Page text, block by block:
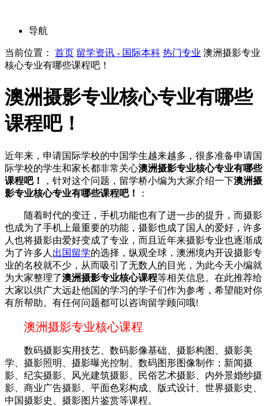
导航
当前位置： 首页 留学资讯 - 国际本科 热门专业 澳洲摄影专业
核心专业有哪些课程吧！
澳洲摄影专业核心专业有哪些
课程吧！
近年来，申请国际学校的中国学生越来越多，很多准备申请国
际学校的学生和家长都非常关心澳洲摄影专业核心专业有哪些
课程吧！
，针对这个问题，留学桥小编为大家介绍一下澳洲摄
影专业核心专业有哪些课程吧！
：
随着时代的变迁，手机功能也有了进一步的提升，而摄影
也成为了手机上最重要的功能，摄影也成了国人的爱好，许多
人也将摄影由爱好变成了专业，而且近年来摄影专业也逐渐成
为了许多人 出国留学的选择，纵观全球，澳洲境内开设摄影专
业的名校就不少，从而吸引了无数人的目光，为此今天小编就
为大家整理了澳洲摄影专业核心课程等相关信息。在此推荐给
大家以供广大远赴他国的学习的学子们作为参考，希望能对你
有所帮助。有任何问题都可以咨询留学顾问哦!
澳洲摄影专业核心课程
数码摄影实用技艺、数码影像基础、摄影构图、摄影美
学、摄影照明、摄影曝光控制、数码图形图像制作；新闻摄
影、纪实摄影、风光建筑摄影、民俗艺术摄影、内外景婚纱摄
影、商业广告摄影、平面色彩构成、版式设计、世界摄影史、
中国摄影史、摄影图片鉴赏等课程。